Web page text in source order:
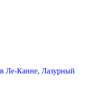
Ле-Канне, Лазурный